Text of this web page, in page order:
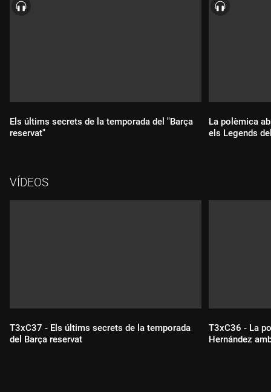
Els últims secrets de la temporada del "Barça
reservat"
Durada:
La polèmica
els Legends
VÍDEOS
T3xC37 - Els últims secrets de la temporada
del Barça reservat
T3xC36 - La
Hernández